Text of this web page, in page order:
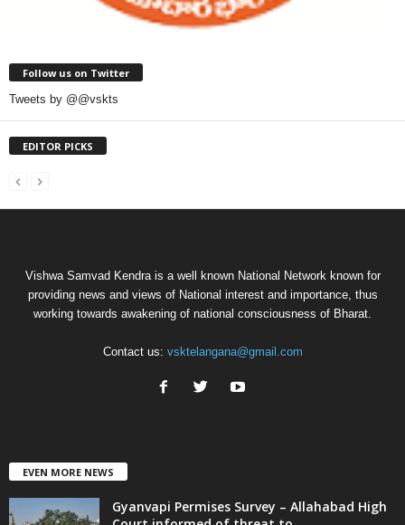
Follow us on Twitter
Tweets by @@vskts
EDITOR PICKS
Vishwa Samvad Kendra is a well known National Network known for
providing news and views of National interest and importance, thus
working towards awakening of national consciousness of Bharat.
Contact us: vsktelangana@gmail.com
EVEN MORE NEWS
Gyanvapi Permises Survey – Allahabad High